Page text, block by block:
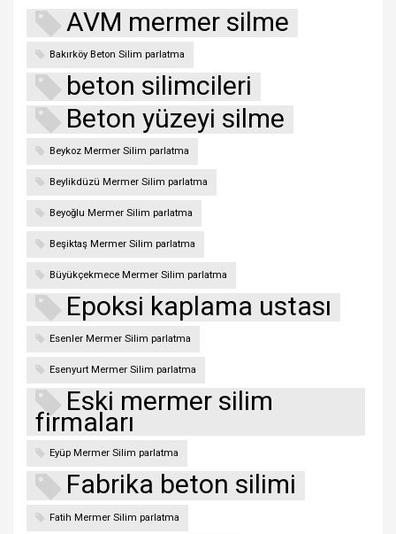
AVM mermer silme
Bakırköy Beton Silim parlatma
beton silimcileri
Beton yüzeyi silme
Beykoz Mermer Silim parlatma
Beylikdüzü Mermer Silim parlatma
Beyoğlu Mermer Silim parlatma
Beşiktaş Mermer Silim parlatma
Büyükçekmece Mermer Silim parlatma
Epoksi kaplama ustası
Esenler Mermer Silim parlatma
Esenyurt Mermer Silim parlatma
Eski mermer silim
firmaları
Eyüp Mermer Silim parlatma
Fabrika beton silimi
Fatih Mermer Silim parlatma